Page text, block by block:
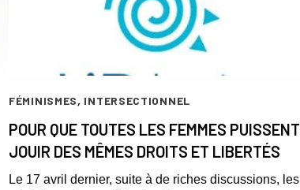
FÉMINISMES, INTERSECTIONNEL
POUR QUE TOUTES LES FEMMES PUISSENT
JOUIR DES MÊMES DROITS ET LIBERTÉS
Le 17 avril dernier, suite à de riches discussions, les